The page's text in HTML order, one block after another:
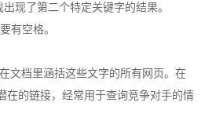
现了第二个特定关键字的结果。
有空格。
文档里涵括这些文字的所有网页。在
在的链接，经常用于查询竞争对手的情